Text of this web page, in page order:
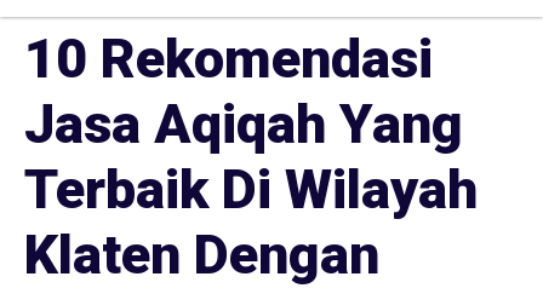
10 Rekomendasi
Jasa Aqiqah Yang
Terbaik Di Wilayah
Klaten Dengan